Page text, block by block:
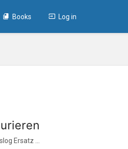
Books Log in
Ersatz ...